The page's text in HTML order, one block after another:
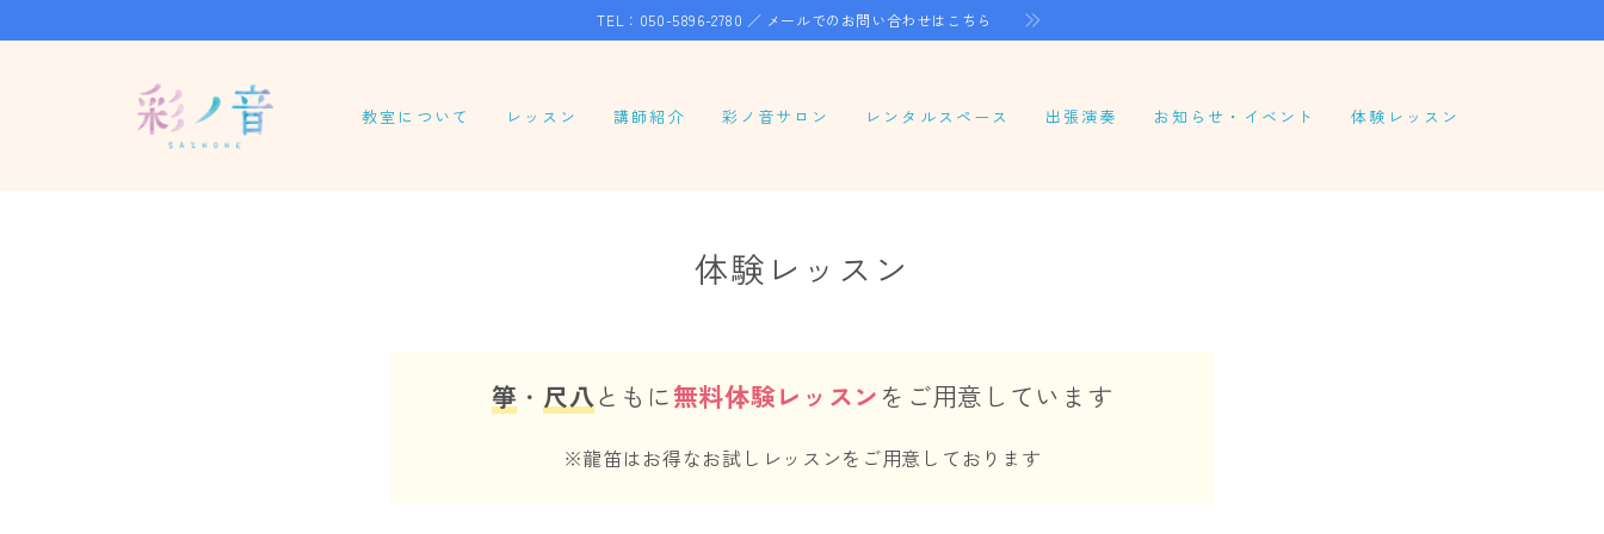
TEL：050-5896-2780 ／ メールでのお問い合わせはこちら
教室について レッスン 講師紹介 彩ノ音サロン レンタルスペース 出張演奏 お知らせ・イベント 体験レッスン
体験レッスン
箏 ・ 尺八ともに無料体験レッスン をご用意しています
※龍笛はお得なお試しレッスンをご用意しております